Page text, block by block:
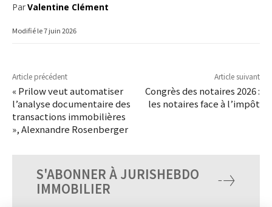
ParValentine Clément
Modifié le7 juin 2026
Article précédent
« Prilow veut automatiser
l’analyse documentaire des
transactions immobilières
», Alexnandre Rosenberger
Article suivant
Congrès des notaires 2026 :
les notaires face à l’impôt
S'ABONNER À JURISHEBDO
IMMOBILIER